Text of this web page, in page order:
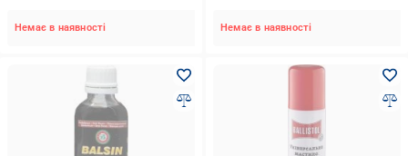
Немає в наявності Немає в наявності